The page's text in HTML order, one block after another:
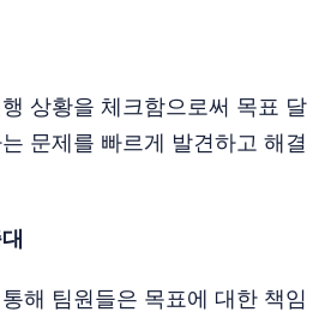
상황을 체크함으로써 목표 달
문제를 빠르게 발견하고 해결
해 팀원들은 목표에 대한 책임